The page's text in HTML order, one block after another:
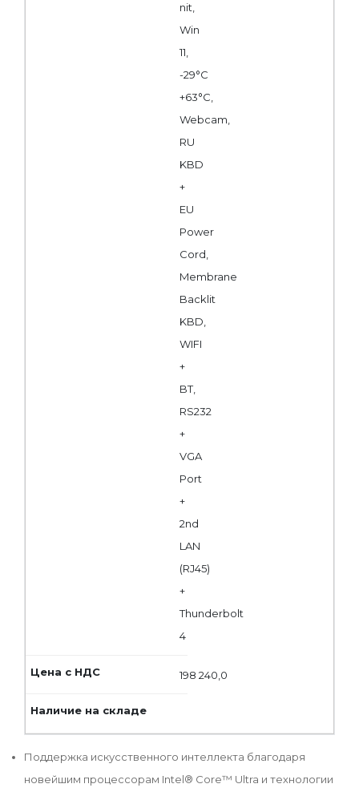
nit,
Win
11,
-29°C
+63°C,
Webcam,
RU
KBD
+
EU
Power
Cord,
Membrane
Backlit
KBD,
WIFI
+
BT,
RS232
+
VGA
Port
+
2nd
LAN
(RJ45)
+
Thunderbolt
4
198 240,0
Поддержка искусственного интеллекта благодаря
новейшим процессорам Intel® Core™ Ultra и технологии